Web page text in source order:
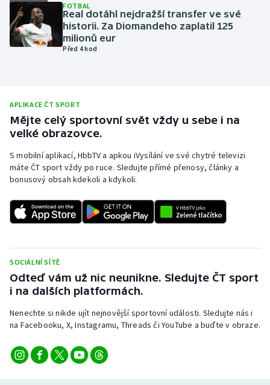
Parasport
Plavání
Ragby
Rychlobruslení
Rychlostní kanoistika
Sportovní střelba
Stolní tenis
Triatlon
Veslování
Volejbal
FOTBAL
Real dotáhl nejdražší transfer ve své
historii. Za Diomandeho zaplatil 125
milionů eur
Před 4 hod
APLIKACE ČT SPORT
Mějte celý sportovní svět vždy u sebe i na
velké obrazovce.
S mobilní aplikací, HbbTV a apkou iVysílání ve své chytré televizi
máte ČT sport vždy po ruce. Sledujte přímé přenosy, články a
bonusový obsah kdekoli a kdykoli.
SOCIÁLNÍ SÍTĚ
Odteď vám už nic neunikne. Sledujte ČT sport
i na dalších platformách.
Nenechte si nikde ujít nejnovější sportovní události. Sledujte nás i
na Facebooku, X, Instagramu, Threads či YouTube a buďte v obraze.